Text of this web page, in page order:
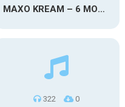
MAXO KREAM – 6 MONTHS CLEAN
322 0